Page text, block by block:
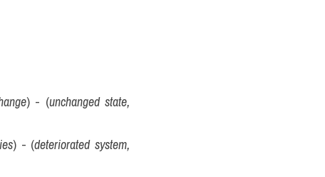
) - (unchanged state,
) - (deteriorated system,